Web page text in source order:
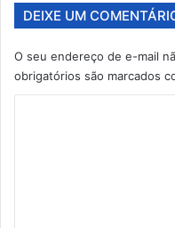
DEIXE UM
O seu endereço de e-mail
obrigatórios são marcados